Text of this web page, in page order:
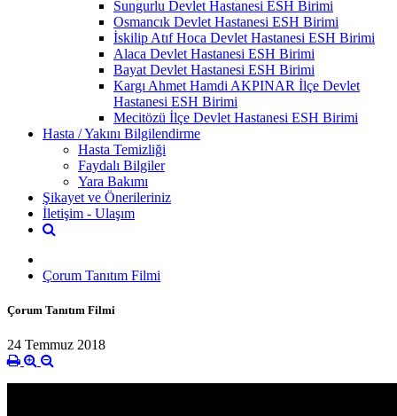
Sungurlu Devlet Hastanesi ESH Birimi
Osmancık Devlet Hastanesi ESH Birimi
İskilip Atıf Hoca Devlet Hastanesi ESH Birimi
Alaca Devlet Hastanesi ESH Birimi
Bayat Devlet Hastanesi ESH Birimi
Kargı Ahmet Hamdi AKPINAR İlçe Devlet
Hastanesi ESH Birimi
Mecitözü İlçe Devlet Hastanesi ESH Birimi
Hasta / Yakını Bilgilendirme
Hasta Temizliği
Faydalı Bilgiler
Yara Bakımı
Şikayet ve Önerileriniz
İletişim - Ulaşım
Çorum Tanıtım Filmi
Çorum Tanıtım Filmi
24 Temmuz 2018